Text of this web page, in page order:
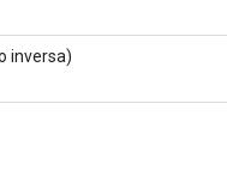
inversa)